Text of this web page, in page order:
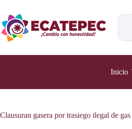
contenido
Inicio
Clausuran gasera por trasiego ilegal de gas